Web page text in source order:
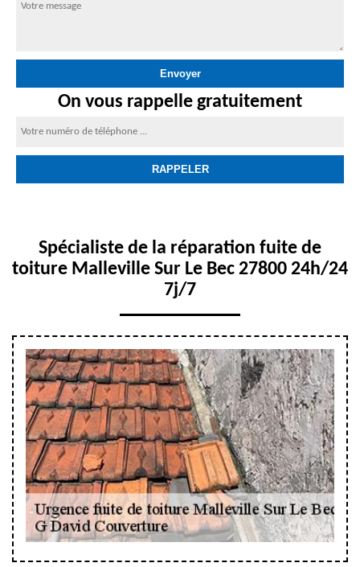
On vous rappelle gratuitement
Spécialiste de la réparation fuite de
toiture Malleville Sur Le Bec 27800 24h/24
7j/7